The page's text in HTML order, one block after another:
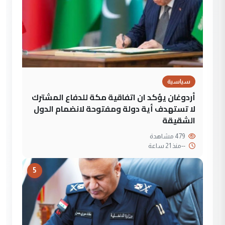
سياسية
أردوغان يؤكد ان اتفاقية مكة للدفاع المشترك
لا تستهدف أية دولة ومفتوحة لانضمام الدول
الشقيقة
--منذ 21 ساعة
5